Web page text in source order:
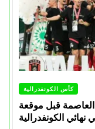
كأس الكونفدرالية
العاصمة قبل موقعة
نهائي الكونفدرالية